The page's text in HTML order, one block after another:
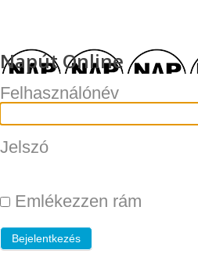
Napút Online
Felhasználónév
Jelszó
Emlékezzen rám